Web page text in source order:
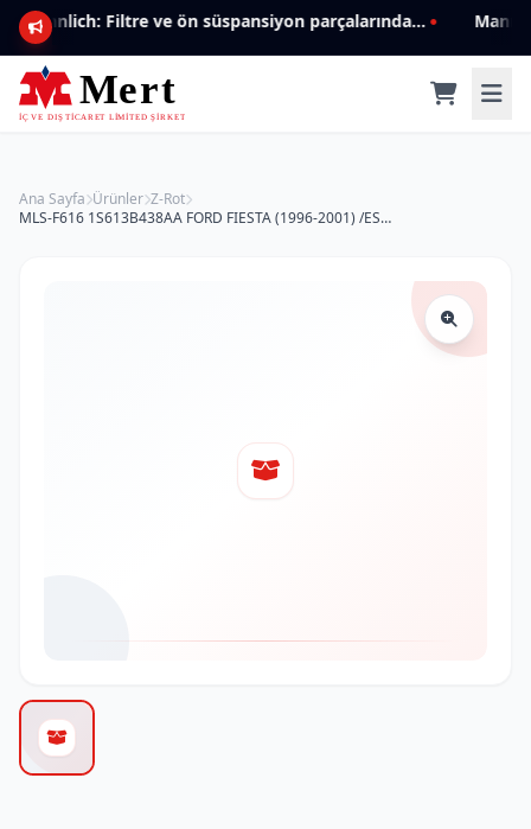
Mannlich: Filtre ve ön süspansiyon parçalarında genişleyen ürün yelpazesiyle kalite ve güven.
Ana Sayfa Ürünler Z-Rot
MLS-F616 1S613B438AA FORD FIESTA (1996-2001) /ESCORT/KA/PUMA ÖN Z-ROT